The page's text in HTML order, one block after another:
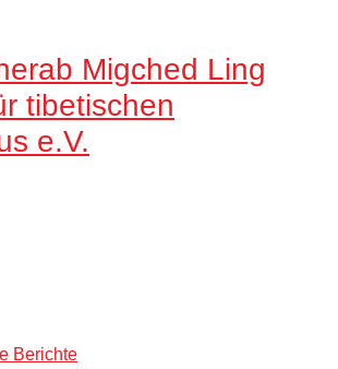
Migched Ling
tibetischen
e.V.
Berichte